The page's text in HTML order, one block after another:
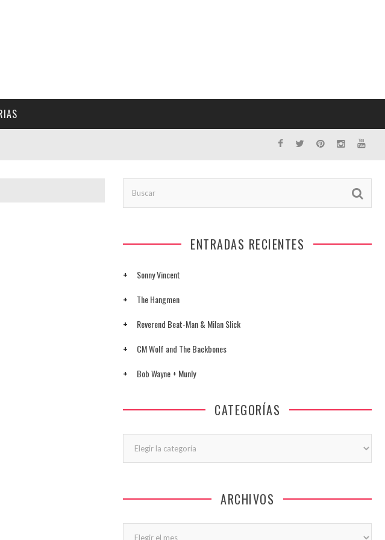
ENTRADAS RECIENTES
Sonny Vincent
The Hangmen
Reverend Beat-Man & Milan Slick
CM Wolf and The Backbones
Bob Wayne + Munly
CATEGORÍAS
ARCHIVOS